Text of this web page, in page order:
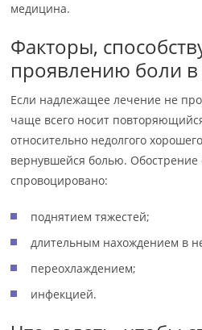
медицина.
Факторы,
проявлению боли в
Если надлежащее лечение не
чаще всего носит
относительно недолгого
вернувшейся болью. Обострение
спровоцировано:
поднятием тяжестей;
длительным нахождением в
переохлаждением;
инфекцией.